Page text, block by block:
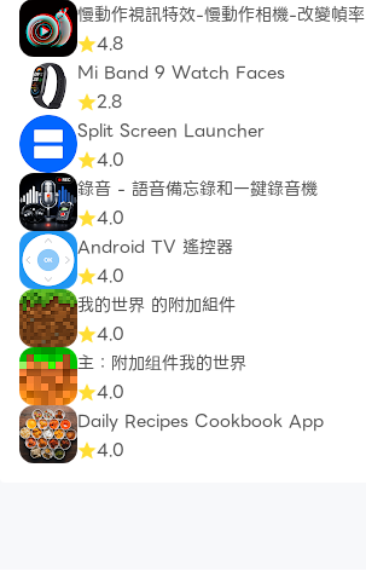
慢動作視訊特效-慢動作相機-改變幀率
4.8
Mi Band 9 Watch Faces
2.8
Split Screen Launcher
4.0
錄音 - 語音備忘錄和一鍵錄音機
4.0
Android TV 遙控器
4.0
我的世界 的附加組件
4.0
主：附加组件我的世界
4.0
Daily Recipes Cookbook App
4.0